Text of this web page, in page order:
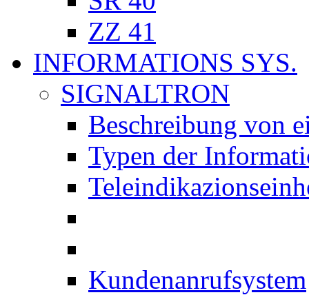
ZZ 41
INFORMATIONS SYS.
SIGNALTRON
Beschreibung von
Typen der
Kundenanrufsystem